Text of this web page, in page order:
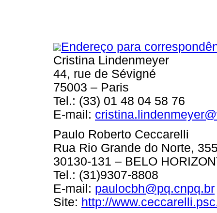
Endereço para
Cristina Lindenmeyer
44, rue de Sévigné
75003 – Paris
Tel.: (33) 01 48 04 58 76
E-mail:
Paulo Roberto Ceccarelli
Rua Rio Grande do Norte,
30130-131 – BELO
Tel.: (31)9307-8808
E-mail: paulocbh@pq.cnpq.br
Site: http://